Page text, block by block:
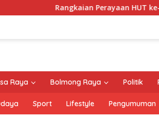
Rangkaian Perayaan HUT ke-14
Raya Bolmong Raya Politik
Sport Lifestyle Pengumuman